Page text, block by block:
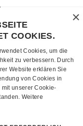
B Fly
2026 kommt
Elevenball
2026 findet das
×
COOKIES.
Cookies, um die
zu verbessern. Durch
Website erklären Sie
von Cookies in
unserer Cookie-
Weitere